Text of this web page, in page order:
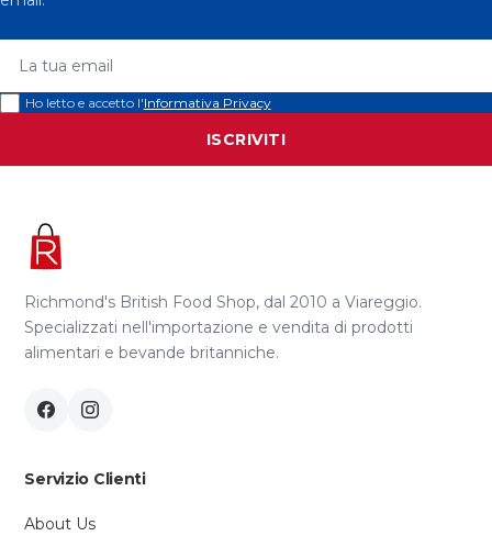
Ho letto e accetto l'Informativa Privacy
ISCRIVITI
Richmond's British Food Shop, dal 2010 a Viareggio.
Specializzati nell'importazione e vendita di prodotti
alimentari e bevande britanniche.
Servizio Clienti
About Us